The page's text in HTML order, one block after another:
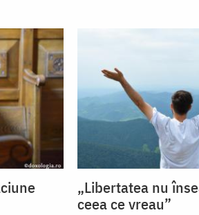
„Libertatea nu
ceea ce vreau”